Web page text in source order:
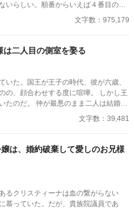
いらしい。順番からいえば４番目の許
に回ってくることはないと安堵した愛
先は例の許婚がいる会社。所属部署も
おまけに関わらないように距離を置い
婚――佐伯彰人――がどういうわけか愛
候補だってバレた！？ それとも―
アルファポリス様より書籍化され
。
文字数：975,179
は二人目の側室を娶る
いた。国王が王子の時代、彼が六歳、
の、顔合わせする度に喧嘩。 しかし王
たのだ。 仲が最悪のまま二人は結婚
然国王は王妃の部屋に来ることはな
室を持ち、さらに二人目の側室を王宮
文字数：39,481
嬢は、婚約破棄して愛しのお兄様
るクリスティーナは血の繋がらない
慕っていた。だが、貴族院議員であ